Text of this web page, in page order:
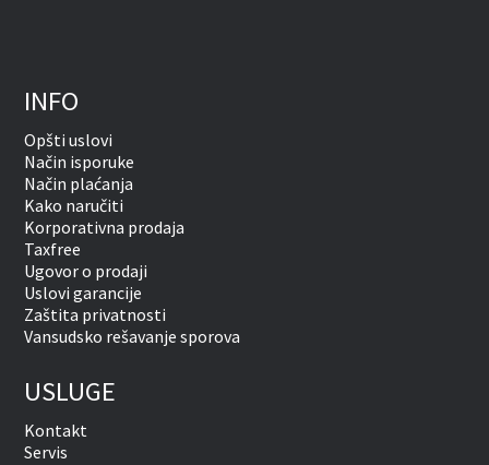
INFO
Opšti uslovi
Način isporuke
Način plaćanja
Kako naručiti
Korporativna prodaja
Taxfree
Ugovor o prodaji
Uslovi garancije
Zaštita privatnosti
Vansudsko rešavanje sporova
USLUGE
Kontakt
Servis